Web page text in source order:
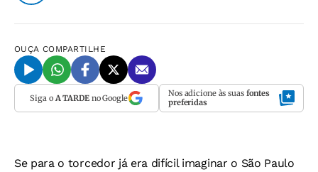
OUÇA COMPARTILHE
Siga o A TARDEno Google Nos adicione às suas fontes
preferidas
Se para o torcedor já era difícil imaginar o São Paulo